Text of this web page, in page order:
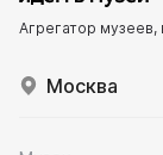
Агрегатор музеев,
Москва